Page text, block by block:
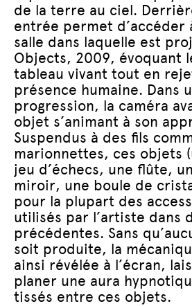
de la terre au ciel.
entrée permet d’accéder
salle dans laquelle est
Objects, 2009, évoquant
tableau vivant tout en
présence humaine. Dans
progression, la caméra
objet s’animant à son
Suspendus à des fils
marionnettes, ces objets
jeu d’échecs, une flûte,
miroir, une boule de
pour la plupart des
utilisés par l’artiste dans
précédentes. Sans
soit produite, la
ainsi révélée à l’écran,
planer une aura
tissés entre ces objets.